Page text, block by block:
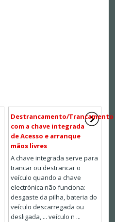
Destrancamento/Trancamento
com a chave integrada
de Acesso e arranque
mãos livres
A chave integrada serve para
trancar ou destrancar o
veículo quando a chave
electrónica não funciona:
desgaste da pilha, bateria do
veículo descarregada ou
desligada, ... veículo n ...